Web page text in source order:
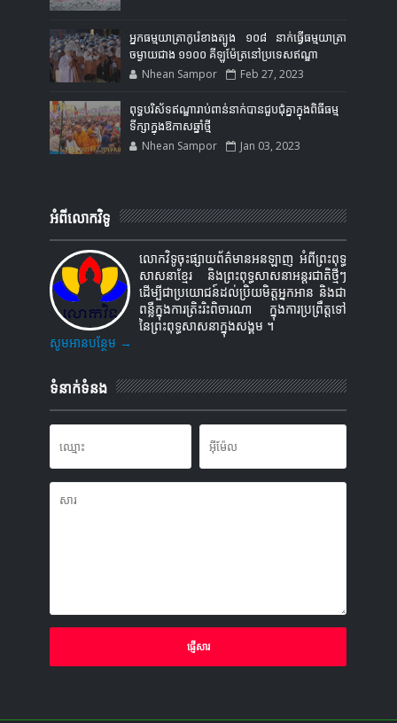
អ្នកធម្មយាត្រាកូរ៉េខាងត្បូង ១០៨ នាក់ធ្វើធម្មយាត្រា
ចម្ងាយជាង ១១០០ គីឡូម៉ែត្រនៅប្រទេសឥណ្ឌា
Nhean Sampor Feb 27, 2023
ពុទ្ធបរិស័ទឥណ្ឌារាប់ពាន់នាក់បានជួបជុំគ្នាក្នុងពិធីធម្ម
ទីក្សាក្នុងឱកាសឆ្នាំថ្មី
Nhean Sampor Jan 03, 2023
អំពីលោកវិទូ
លោកវិទូចុះផ្សាយព័ត៌មានអនឡាញ អំពីព្រះពុទ្ធ
សាសនាខ្មែរ និងព្រះពុទ្ធសាសនាអន្តរជាតិថ្មីៗ
ដើម្បីជាប្រយោជន៍ដល់ប្រិយមិត្តអ្នកអាន និងជា
ពន្លឺក្នុងការត្រិះរិះពិចារណា ក្នុងការប្រព្រឹត្តទៅ
នៃព្រះពុទ្ធសាសនាក្នុងសង្គម ។
សូមអានបន្ថែម →
ទំនាក់ទំនង